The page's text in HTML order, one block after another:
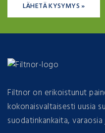
LÄHETÄ KYSYMYS »
Filtnor on erikoistunut
kokonaisvaltaisesti uusia
suodatinkankaita,